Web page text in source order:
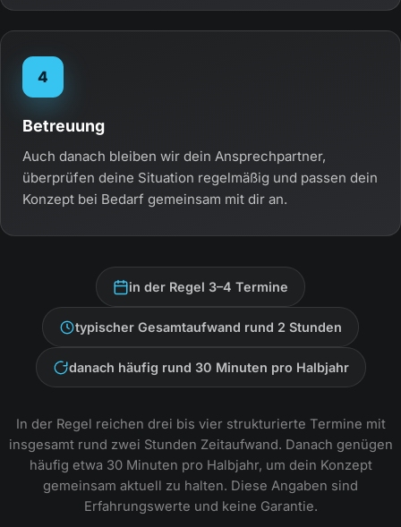
4
Betreuung
Auch danach bleiben wir dein Ansprechpartner,
überprüfen deine Situation regelmäßig und passen dein
Konzept bei Bedarf gemeinsam mit dir an.
in der Regel 3–4 Termine
typischer Gesamtaufwand rund 2 Stunden
danach häufig rund 30 Minuten pro Halbjahr
In der Regel reichen drei bis vier strukturierte Termine mit
insgesamt rund zwei Stunden Zeitaufwand. Danach genügen
häufig etwa 30 Minuten pro Halbjahr, um dein Konzept
gemeinsam aktuell zu halten. Diese Angaben sind
Erfahrungswerte und keine Garantie.